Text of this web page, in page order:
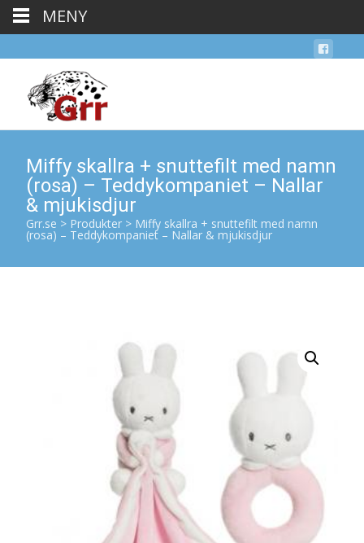
Miffy skallra + snuttefilt med namn
(rosa) – Teddykompaniet – Nallar
& mjukisdjur
Grr.se > Produkter > Miffy skallra + snuttefilt med namn
(rosa) – Teddykompaniet – Nallar & mjukisdjur
MENY